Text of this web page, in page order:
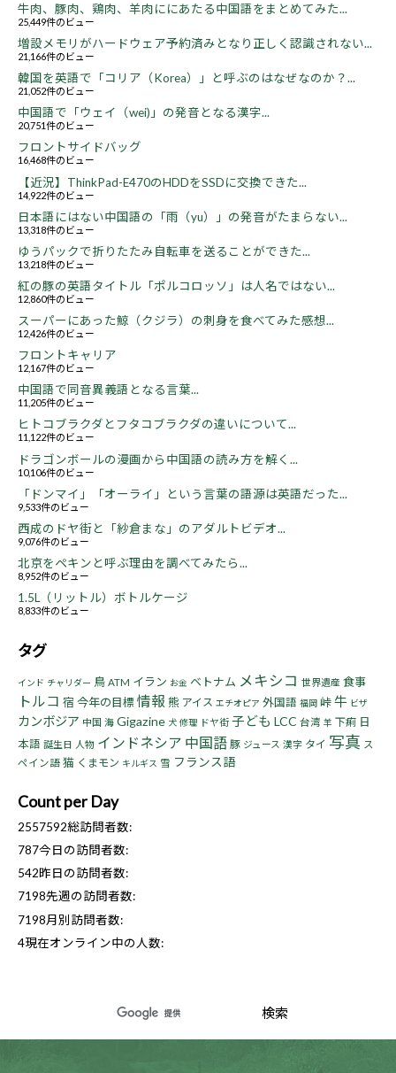
牛肉、豚肉、鶏肉、羊肉ににあたる中国語をまとめてみた...
25,449件のビュー
増設メモリがハードウェア予約済みとなり正しく認識されない...
21,166件のビュー
韓国を英語で「コリア（Korea）」と呼ぶのはなぜなのか？...
21,052件のビュー
中国語で「ウェイ（wei)」の発音となる漢字...
20,751件のビュー
フロントサイドバッグ
16,468件のビュー
【近況】ThinkPad-E470のHDDをSSDに交換できた...
14,922件のビュー
日本語にはない中国語の「雨（yu）」の発音がたまらない...
13,318件のビュー
ゆうパックで折りたたみ自転車を送ることができた...
13,218件のビュー
紅の豚の英語タイトル「ポルコロッソ」は人名ではない...
12,860件のビュー
スーパーにあった鯨（クジラ）の刺身を食べてみた感想...
12,426件のビュー
フロントキャリア
12,167件のビュー
中国語で同音異義語となる言葉...
11,205件のビュー
ヒトコブラクダとフタコブラクダの違いについて...
11,122件のビュー
ドラゴンボールの漫画から中国語の読み方を解く...
10,106件のビュー
「ドンマイ」「オーライ」という言葉の語源は英語だった...
9,533件のビュー
西成のドヤ街と「紗倉まな」のアダルトビデオ...
9,076件のビュー
北京をペキンと呼ぶ理由を調べてみたら...
8,952件のビュー
1.5L（リットル）ボトルケージ
8,833件のビュー
タグ
インド チャリダー 鳥 ATM イラン お金 ベトナム メキシコ 世界遺産 食事
トルコ 宿 今年の目標情報 熊 アイス エチオピア 外国語 福岡 峠牛 ビザ
カンボジア 中国 海 Gigazine 犬 修理 ドヤ街 子ども LCC 台湾 羊 下痢 日
本語 誕生日 人物 インドネシア 中国語 豚 ジュース 漢字 タイ 写真 ス
ペイン語 猫 くまモン キルギス 雪 フランス語
Count per Day
2557592総訪問者数:
787今日の訪問者数:
542昨日の訪問者数:
7198先週の訪問者数:
7198月別訪問者数:
4現在オンライン中の人数: